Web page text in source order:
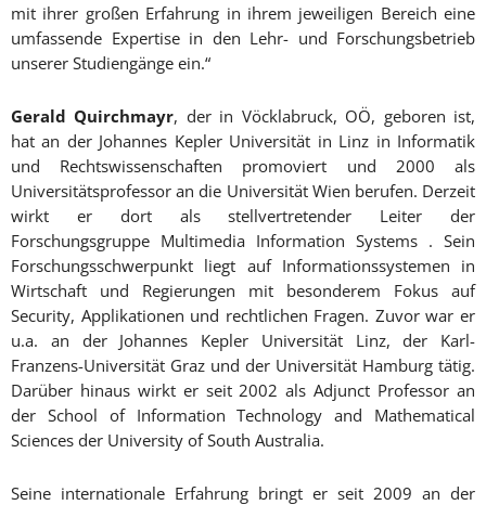
mit ihrer großen Erfahrung in ihrem jeweiligen Bereich eine
umfassende Expertise in den Lehr- und Forschungsbetrieb
unserer Studiengänge ein.“
Gerald Quirchmayr, der in Vöcklabruck, OÖ, geboren ist,
hat an der Johannes Kepler Universität in Linz in Informatik
und Rechtswissenschaften promoviert und 2000 als
Universitätsprofessor an die Universität Wien berufen. Derzeit
wirkt er dort als stellvertretender Leiter der
Forschungsgruppe Multimedia Information Systems . Sein
Forschungsschwerpunkt liegt auf Informationssystemen in
Wirtschaft und Regierungen mit besonderem Fokus auf
Security, Applikationen und rechtlichen Fragen. Zuvor war er
u.a. an der Johannes Kepler Universität Linz, der Karl-
Franzens-Universität Graz und der Universität Hamburg tätig.
Darüber hinaus wirkt er seit 2002 als Adjunct Professor an
der School of Information Technology and Mathematical
Sciences der University of South Australia.
Seine internationale Erfahrung bringt er seit 2009 an der